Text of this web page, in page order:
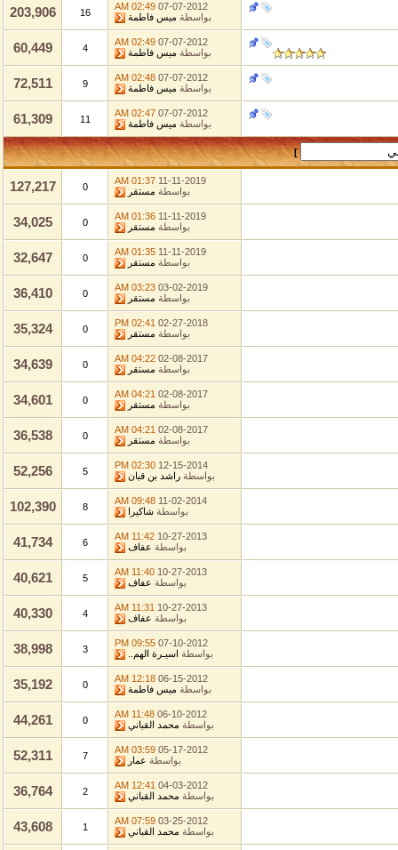
07-07-2012
02:49 AM
بواسطةميس فاطمة 203,906
07-07-2012
02:49 AM
بواسطةميس فاطمة 60,449
07-07-2012
02:48 AM
بواسطةميس فاطمة 72,511
07-07-2012
02:47 AM
بواسطةميس فاطمة 61,309
11-11-2019
01:37 AM
بواسطةمستقر 127,217
11-11-2019
01:36 AM
بواسطةمستقر 34,025
11-11-2019
01:35 AM
بواسطةمستقر 32,647
03-02-2019
03:23 AM
بواسطةمستقر 36,410
02-27-2018
02:41 PM
بواسطةمستقر 35,324
02-08-2017
04:22 AM
بواسطةمستقر 34,639
02-08-2017
04:21 AM
بواسطةمستقر 34,601
02-08-2017
04:21 AM
بواسطةمستقر 36,538
12-15-2014
02:30 PM
بواسطةراشد بن قبان 52,256
11-02-2014
09:48 AM
بواسطةشاكيرا 102,390
10-27-2013
11:42 AM
بواسطةعفاف 41,734
10-27-2013
11:40 AM
بواسطةعفاف 40,621
10-27-2013
11:31 AM
بواسطةعفاف 40,330
07-10-2012
09:55 PM
بواسطةاسيـرة الهم.. 38,998
06-15-2012
12:18 AM
بواسطةميس فاطمة 35,192
06-10-2012
11:48 AM
بواسطةمحمد القباني 44,261
05-17-2012
03:59 AM
بواسطةعمار 52,311
04-03-2012
12:41 AM
بواسطةمحمد القباني 36,764
03-25-2012
07:59 AM
بواسطةمحمد القباني 43,608